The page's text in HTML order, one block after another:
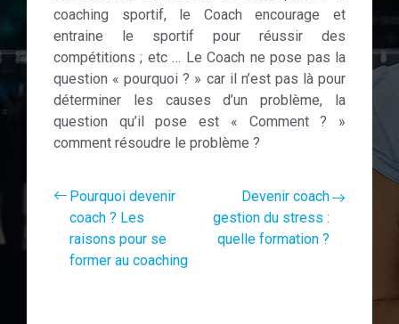
coaching sportif, le Coach encourage et
entraine le sportif pour réussir des
compétitions ; etc … Le Coach ne pose pas la
question « pourquoi ? » car il n’est pas là pour
déterminer les causes d’un problème, la
question qu’il pose est « Comment ? »
comment résoudre le problème ?
Pourquoi devenir
coach ? Les
raisons pour se
former au coaching
Devenir coach
gestion du stress :
quelle formation ?